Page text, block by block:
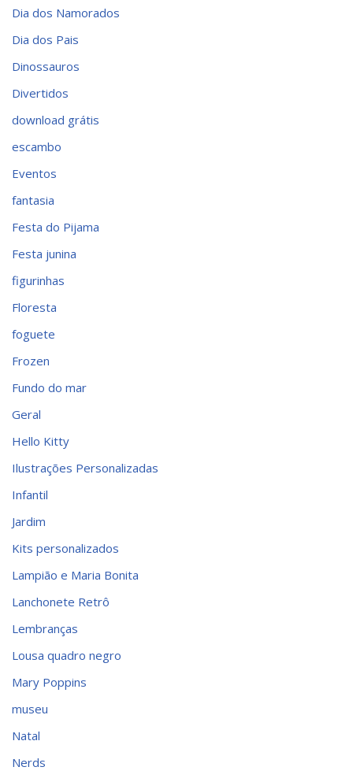
Dia dos Namorados
Dia dos Pais
Dinossauros
Divertidos
download grátis
escambo
Eventos
fantasia
Festa do Pijama
Festa junina
figurinhas
Floresta
foguete
Frozen
Fundo do mar
Geral
Hello Kitty
Ilustrações Personalizadas
Infantil
Jardim
Kits personalizados
Lampião e Maria Bonita
Lanchonete Retrô
Lembranças
Lousa quadro negro
Mary Poppins
museu
Natal
Nerds